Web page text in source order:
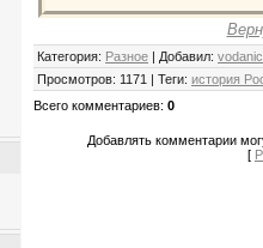
Категория: Разное | Добавил:
Просмотров: 1171 | Теги: история
Всего комментариев: 0
Добавлять комментарии
[